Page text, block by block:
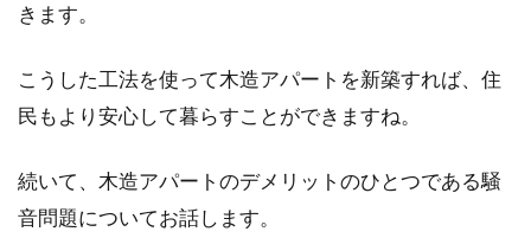
きます。
こうした工法を使って木造アパートを新築すれば、住
民もより安心して暮らすことができますね。
続いて、木造アパートのデメリットのひとつである騒
音問題についてお話します。